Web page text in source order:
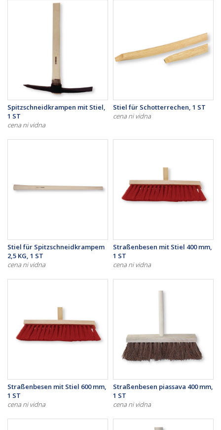
Spitzschneidkrampen mit Stiel,
1 ST
cena ni vidna
Stiel für Schotterrechen, 1 ST
cena ni vidna
Stiel für Spitzschneidkrampem
2,5 KG, 1 ST
cena ni vidna
Straßenbesen mit Stiel 400 mm,
1 ST
cena ni vidna
Straßenbesen mit Stiel 600 mm,
1 ST
cena ni vidna
Straßenbesen piassava 400 mm,
1 ST
cena ni vidna